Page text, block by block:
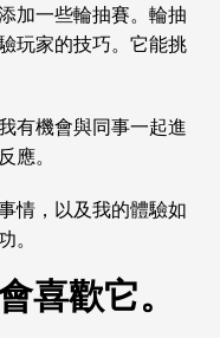
加一些輪抽賽。輪抽
玩家的技巧。它能挑
有機會與同事一起進
應。
情，以及我的體驗如
喜歡它。